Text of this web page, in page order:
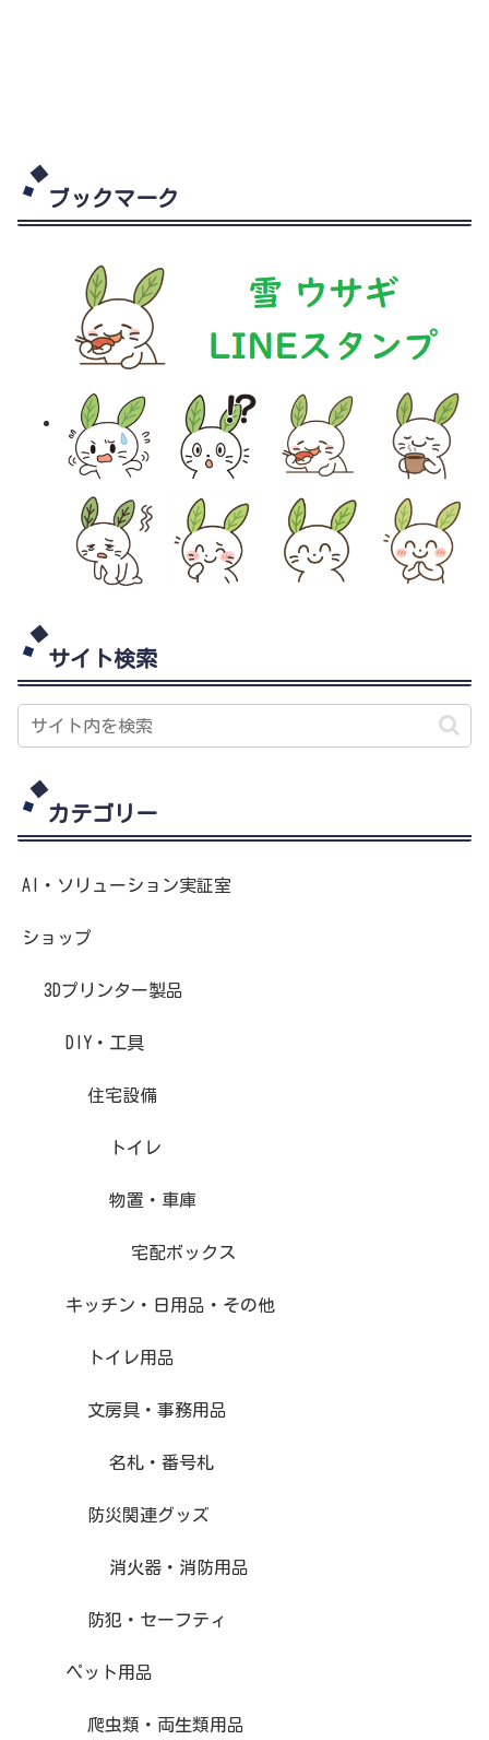
ブックマーク
サイト検索
カテゴリー
AI・ソリューション実証室
ショップ
3Dプリンター製品
DIY・工具
住宅設備
トイレ
物置・車庫
宅配ボックス
キッチン・日用品・その他
トイレ用品
文房具・事務用品
名札・番号札
防災関連グッズ
消火器・消防用品
防犯・セーフティ
ペット用品
爬虫類・両生類用品